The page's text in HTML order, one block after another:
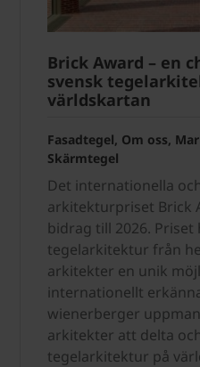
Brick Award – en
svensk
världskartan
Fasadtegel, Om oss,
Skärmtegel
Det internationella
arkitekturpriset Brick
bidrag till 2026.
tegelarkitektur från
arkitekter en unik
internationellt
wienerberger
arkitekter att delta
tegelarkitektur på